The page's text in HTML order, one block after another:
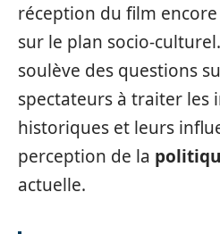
réception du film
sur le plan socio-
soulève des questions
spectateurs à traiter les
historiques et leurs
perception de la
actuelle.